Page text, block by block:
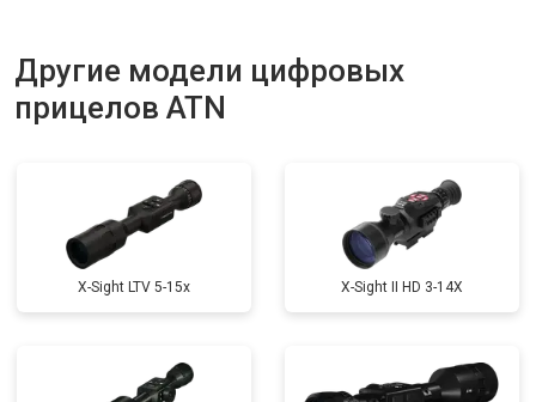
Другие модели цифровых
прицелов ATN
X-Sight LTV 5-15x X-Sight II HD 3-14X